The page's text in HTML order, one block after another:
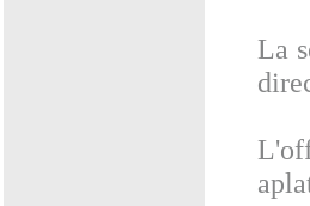
La